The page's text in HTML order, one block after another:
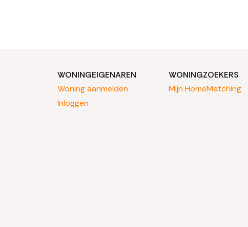
WONINGEIGENAREN
Woning aanmelden
Inloggen
WONINGZOEKERS
Mijn HomeMatching